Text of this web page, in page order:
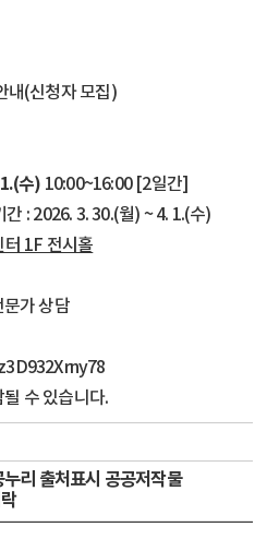
내(신청자 모집)
수) 10:00~16:00 [2일간]
: 2026. 3. 30.(월) ~ 4. 1.(수)
터 1F 전시홀
문가 상담
수 있습니다.
리 출처표시 공공저작물